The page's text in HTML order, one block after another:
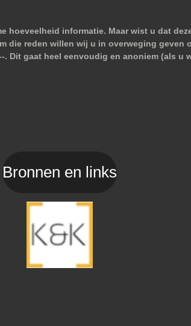
hoeveelheid informatie. Maar wist u dat
die reden willen wij u in overweging geven
Dit gaat heel eenvoudig en anoniem (als u
Bronnen en links